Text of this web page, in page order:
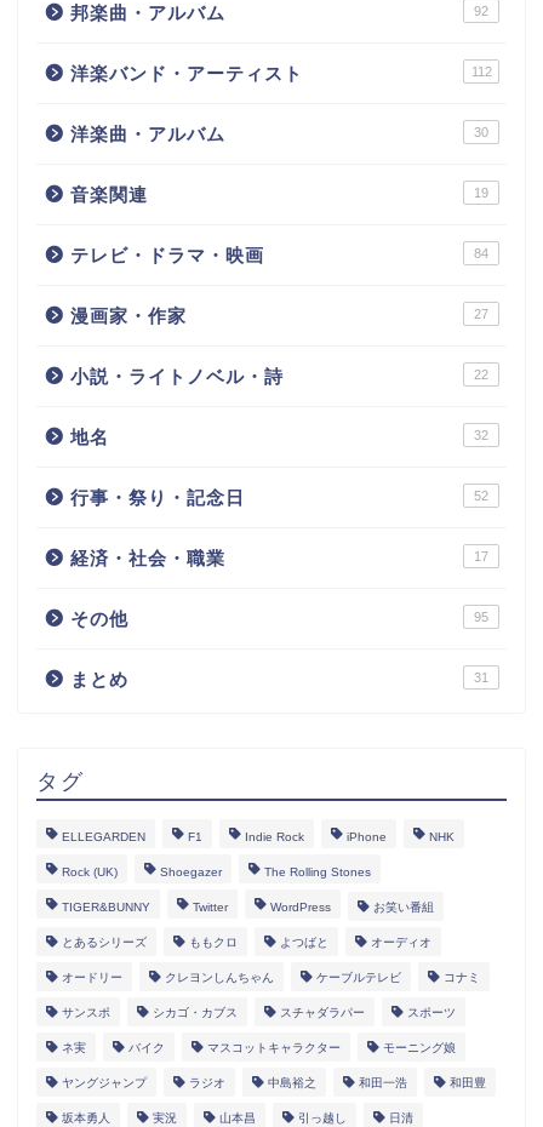
邦楽曲・アルバム 92
洋楽バンド・アーティスト 112
洋楽曲・アルバム 30
音楽関連 19
テレビ・ドラマ・映画 84
漫画家・作家 27
小説・ライトノベル・詩 22
地名 32
行事・祭り・記念日 52
経済・社会・職業 17
その他 95
まとめ 31
タグ
ELLEGARDEN F1 Indie Rock iPhone NHK
Rock (UK) Shoegazer The Rolling Stones
TIGER&BUNNY Twitter WordPress お笑い番組
とあるシリーズ ももクロ よつばと オーディオ
オードリー クレヨンしんちゃん ケーブルテレビ コナミ
サンスポ シカゴ・カブス スチャダラパー スポーツ
ネ実 バイク マスコットキャラクター モーニング娘
ヤングジャンプ ラジオ 中島裕之 和田一浩 和田豊
坂本勇人 実況 山本昌 引っ越し 日清